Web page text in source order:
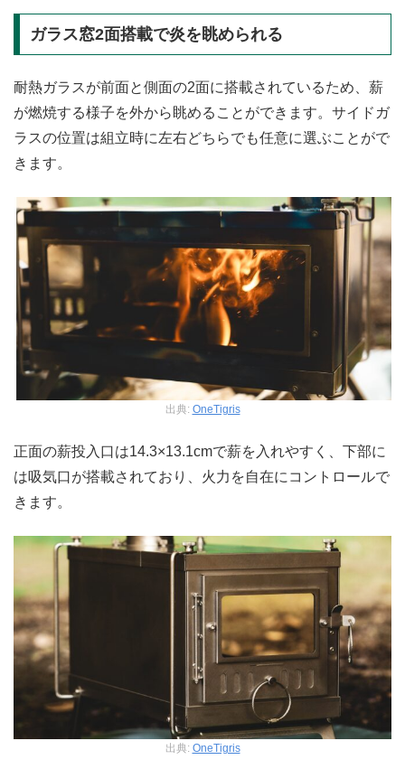
ガラス窓2面搭載で炎を眺められる
耐熱ガラスが前面と側面の2面に搭載されているため、薪
が燃焼する様子を外から眺めることができます。サイドガ
ラスの位置は組立時に左右どちらでも任意に選ぶことがで
きます。
出典: OneTigris
正面の薪投入口は14.3×13.1cmで薪を入れやすく、下部に
は吸気口が搭載されており、火力を自在にコントロールで
きます。
出典: OneTigris